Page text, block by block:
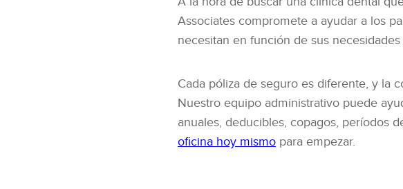
Associates compromete a ayudar a los
necesitan en función de sus
Cada póliza de seguro es diferente, y la
Nuestro equipo administrativo puede
anuales, deducibles, copagos, períodos
oficina hoy mismo para empezar.